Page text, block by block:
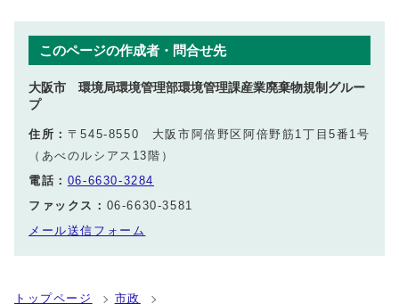
このページの作成者・問合せ先
大阪市 環境局環境管理部環境管理課産業廃棄物規制グルー
プ
住所： 〒545-8550 大阪市阿倍野区阿倍野筋1丁目5番1号
（あべのルシアス13階）
電話： 06-6630-3284
ファックス： 06-6630-3581
メール送信フォーム
トップページ
市政